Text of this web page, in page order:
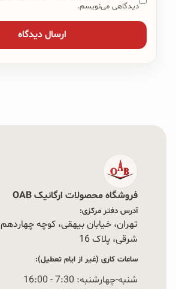
دیدگاهی می‌نویسم.
فروشگاه محصولات ارگانیک OAB
آدرس دفتر مرکزی:
تهران، خیابان بیهقی، کوچه چهاردهم
شرقی، پلاک 16‭
ساعات کاری (غیر از ایام تعطیل):
شنبه-چهارشنبه: 7:30 - 16:00